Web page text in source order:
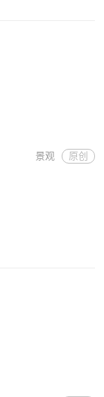
景观 原创